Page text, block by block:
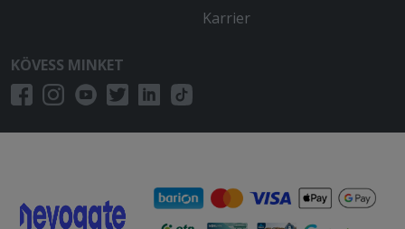
Karrier
KÖVESS MINKET